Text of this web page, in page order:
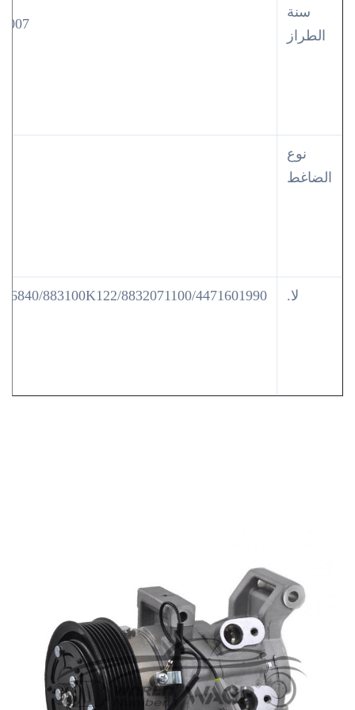
سنة
الطراز
نوع
الضاغط
لا. 883100K122/8832071100/4471601990